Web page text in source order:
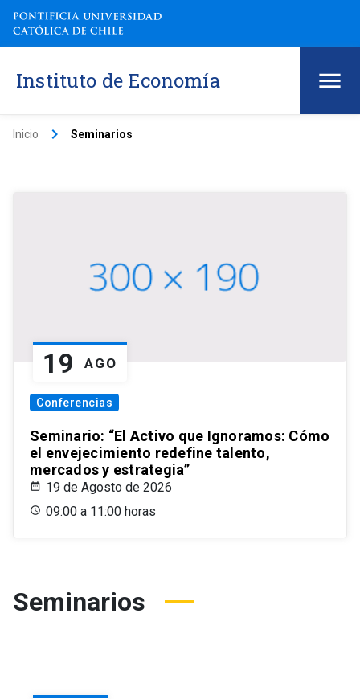
Instituto de Economía
Inicio keyboard_arrow_right Seminarios
19 AGO
Conferencias
Seminario: “El Activo que Ignoramos: Cómo
el envejecimiento redefine talento,
mercados y estrategia”
19 de Agosto de 2026
09:00 a 11:00 horas
Seminarios